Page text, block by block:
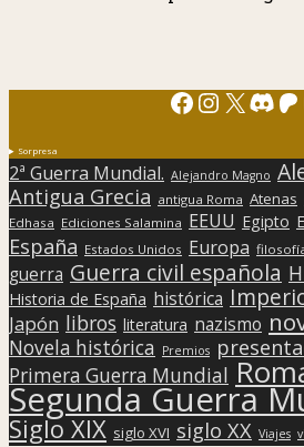
Facebook
X
Sorpresa
2ª Guerra Mundial. Alejandro Magno
Antigua Grecia antigua Roma Atenas
Edhasa Ediciones Salamina EEUU Egipto
España Estados Unidos Europa
guerra Guerra civil española
Historia de España histórica
Japón libros literatura nazismo
Novela histórica Premios
Primera Guerra Mundial
Segunda Guerra
Siglo XIX siglo XVI siglo XX Viajes